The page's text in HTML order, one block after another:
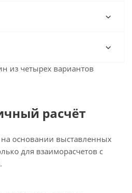
из четырех вариантов
расчёт
на основании выставленных
для взаиморасчетов с